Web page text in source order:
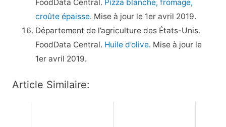
FoodData Central. Pizza blanche, fromage,
croûte épaisse. Mise à jour le 1er avril 2019.
Département de l’agriculture des États-Unis.
FoodData Central. Huile d’olive. Mise à jour le
1er avril 2019.
Article Similaire: